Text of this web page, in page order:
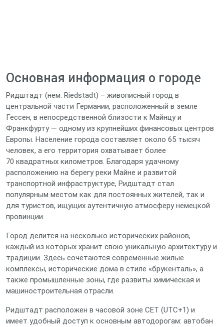
Основная информация о городе
Ридштадт (нем. Riedstadt) – живописный город в
центральной части Германии, расположенный в земле
Гессен, в непосредственной близости к Майнцу и
Франкфурту — одному из крупнейших финансовых центров
Европы. Население города составляет около 65 тысяч
человек, а его территория охватывает более
70 квадратных километров. Благодаря удачному
расположению на берегу реки Майне и развитой
транспортной инфраструктуре, Ридштадт стал
популярным местом как для постоянных жителей, так и
для туристов, ищущих аутентичную атмосферу немецкой
провинции.
Город делится на несколько исторических районов,
каждый из которых хранит свою уникальную архитектуру и
традиции. Здесь сочетаются современные жилые
комплексы, исторические дома в стиле «брукенталь», а
также промышленные зоны, где развиты химическая и
машиностроительная отрасли.
Ридштадт расположен в часовой зоне CET (UTC+1) и
имеет удобный доступ к основным автодорогам: автобан